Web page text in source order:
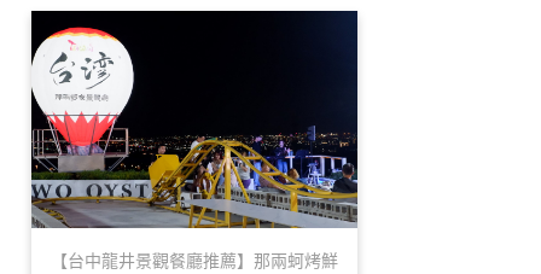
【台中龍井景觀餐廳推薦】那兩蚵烤鮮